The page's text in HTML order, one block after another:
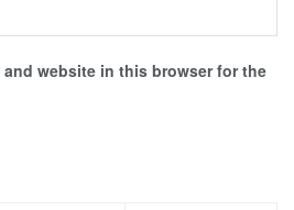
and website in this browser for the